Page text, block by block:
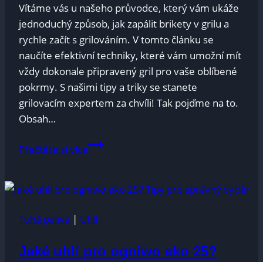
Vítáme vás u našeho průvodce, který vám ukáže
jednoduchý způsob, jak zapálit brikety v grilu a
rychle začít s grilováním. V tomto článku se
naučíte efektivní techniky, které vám umožní mít
vždy dokonale připravený gril pro vaše oblíbené
pokrmy. S našimi tipy a triky se stanete
grilovacím expertem za chvíli! Tak pojďme na to.
Obsah…
Přečtěte si víceJak
v
Rychlý
grilování
Tuhá paliva | Uhlí
Jaké uhlí pro ogniwo eko 25?